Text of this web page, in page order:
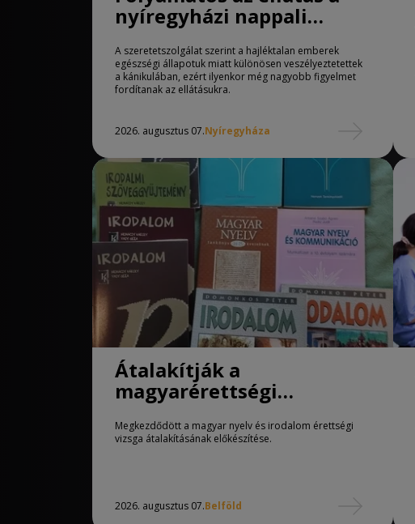
nyíregyházi nappali
melegedőben
A szeretetszolgálat szerint a hajléktalan emberek
egészségi állapotuk miatt különösen veszélyeztetettek
a kánikulában, ezért ilyenkor még nagyobb figyelmet
fordítanak az ellátásukra.
2026. augusztus 07.Nyíregyháza
Átalakítják a
magyarérettségi
követelményeit
Megkezdődött a magyar nyelv és irodalom érettségi
vizsga átalakításának előkészítése.
2026. augusztus 07.Belföld